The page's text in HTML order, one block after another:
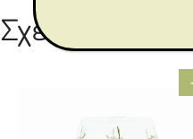
Σχετικά